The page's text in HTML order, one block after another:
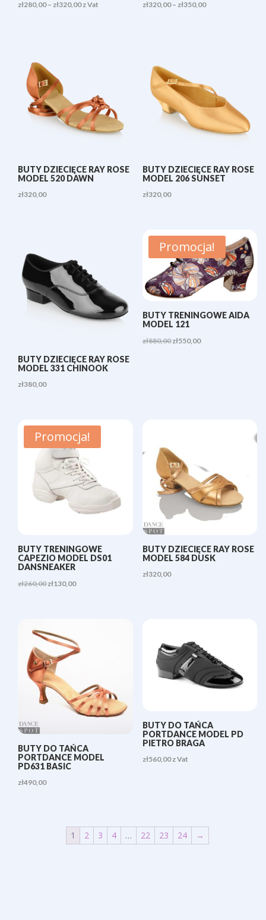
zł280,00 – zł320,00Zakres
z Vat zł320,00 – zł350,00Zakres
BUTY DZIECIĘCE RAY ROSE
MODEL 520 DAWN
zł320,00
BUTY DZIECIĘCE RAY ROSE
MODEL 206 SUNSET
zł320,00
BUTY DZIECIĘCE RAY ROSE
MODEL 331 CHINOOK
zł380,00
Promocja!
BUTY TRENINGOWE AIDA
MODEL 121
zł880,00Pierwotna
zł550,00Aktualna
Promocja!
BUTY TRENINGOWE
CAPEZIO MODEL DS01
DANSNEAKER
zł260,00 Pierwotna
zł130,00Aktualna
BUTY DZIECIĘCE RAY ROSE
MODEL 584 DUSK
zł320,00
BUTY DO TAŃCA
PORTDANCE MODEL
PD631 BASIC
zł490,00
BUTY DO TAŃCA
PORTDANCE MODEL PD
PIETRO BRAGA
zł560,00 z Vat
1 2 3 4 … 22 23 24 →